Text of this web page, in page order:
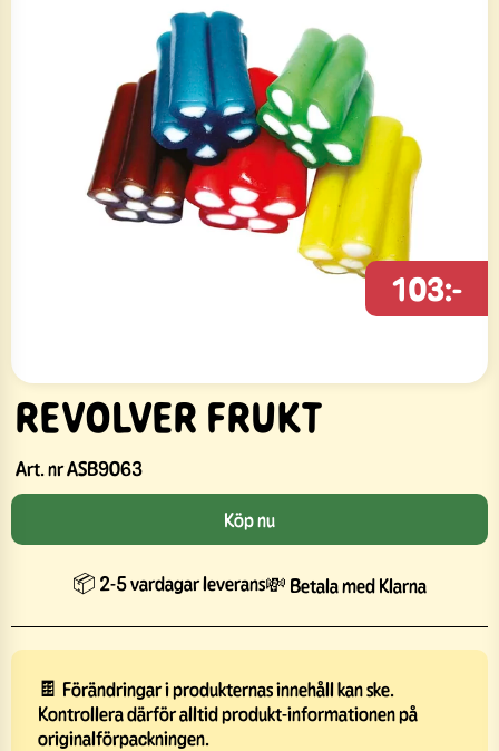
REVOLVER FRUKT
Art. nrASB9063
103:-
Köp nu
📦 2-5 vardagar leverans💸 Betala med Klarna
🍫 Förändringar i produkternas innehåll kan ske.
Kontrollera därför alltid produkt-informationen på
originalförpackningen.